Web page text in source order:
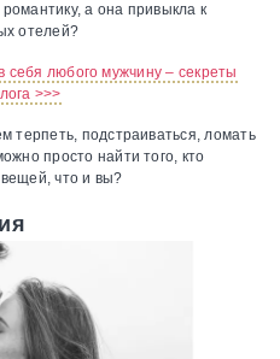
а она привыкла к
отелей?
себя любого мужчину – секреты
>>>
терпеть, подстраиваться, ломать
просто найти того, кто
что и вы?